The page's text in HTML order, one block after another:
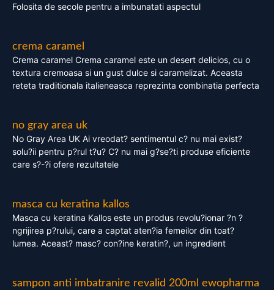
Folosita de secole pentru a imbunatati aspectul
crema caramel
Crema caramel Crema caramel este un desert delicios, cu o
textura cremoasa si un gust dulce si caramelizat. Aceasta
reteta traditionala italieneasca reprezinta combinatia perfecta
no gray area uk
No Gray Area UK Ai vreodat? sentimentul c? nu mai exist?
solu?ii pentru p?rul t?u? C? nu mai g?se?ti produse eficiente
care s?-?i ofere rezultatele
masca cu keratina kallos
Masca cu keratina Kallos este un produs revolu?ionar ?n ?
ngrijirea p?rului, care a captat aten?ia femeilor din toat?
lumea. Aceast? masc? con?ine keratin?, un ingredient
sampon anti imbatranire revalid 200ml ewopharma